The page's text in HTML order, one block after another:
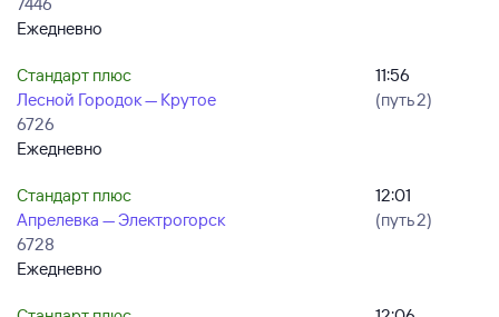
Ежедневно
Стандарт плюс
Лесной Городок — Крутое
6726
Ежедневно
11:56
(путь 2)
Стандарт плюс
Апрелевка — Электрогорск
6728
Ежедневно
12:01
(путь 2)